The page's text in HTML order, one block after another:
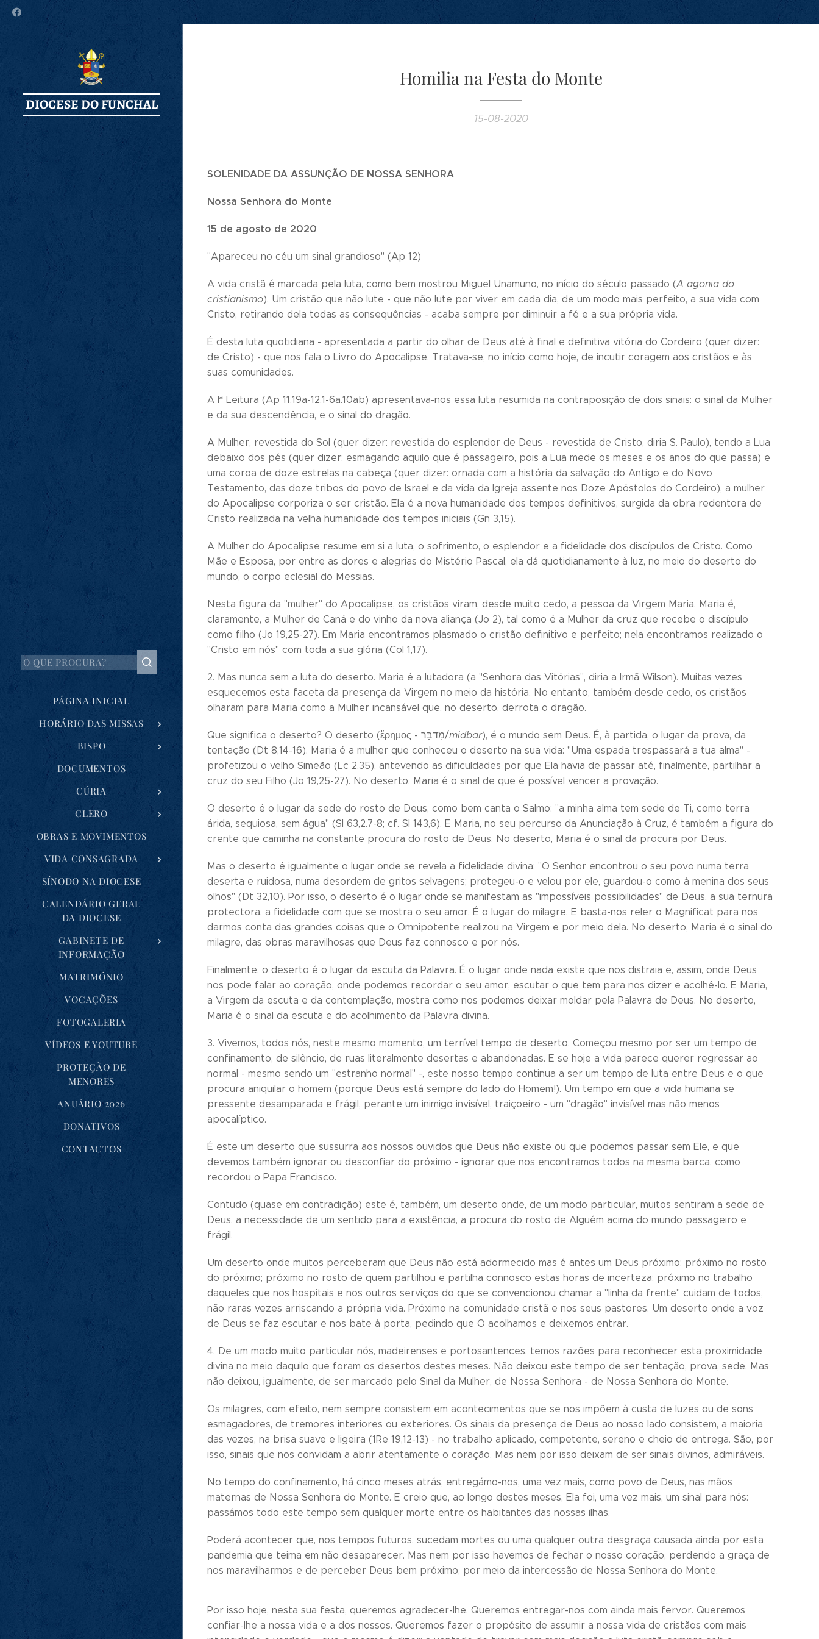
DIOCESE DO FUNCHAL
PÁGINA INICIAL
HORÁRIO DAS MISSAS
BISPO
DOCUMENTOS
CÚRIA
CLERO
OBRAS E MOVIMENTOS
VIDA CONSAGRADA
SÍNODO NA DIOCESE
CALENDÁRIO GERAL
DA DIOCESE
GABINETE DE
INFORMAÇÃO
MATRIMÓNIO
VOCAÇÕES
FOTOGALERIA
VÍDEOS E YOUTUBE
PROTEÇÃO DE
MENORES
ANUÁRIO 2026
DONATIVOS
CONTACTOS
Homilia na Festa do Monte
15-08-2020
SOLENIDADE DA ASSUNÇÃO DE NOSSA SENHORA
Nossa Senhora do Monte
15 de agosto de 2020
"Apareceu no céu um sinal grandioso" (Ap 12)
A vida cristã é marcada pela luta, como bem mostrou Miguel Unamuno, no início do século passado (A agonia do
cristianismo). Um cristão que não lute - que não lute por viver em cada dia, de um modo mais perfeito, a sua vida com
Cristo, retirando dela todas as consequências - acaba sempre por diminuir a fé e a sua própria vida.
É desta luta quotidiana - apresentada a partir do olhar de Deus até à final e definitiva vitória do Cordeiro (quer dizer:
de Cristo) - que nos fala o Livro do Apocalipse. Tratava-se, no início como hoje, de incutir coragem aos cristãos e às
suas comunidades.
A Iª Leitura (Ap 11,19a-12,1-6a.10ab) apresentava-nos essa luta resumida na contraposição de dois sinais: o sinal da Mulher
e da sua descendência, e o sinal do dragão.
A Mulher, revestida do Sol (quer dizer: revestida do esplendor de Deus - revestida de Cristo, diria S. Paulo), tendo a Lua
debaixo dos pés (quer dizer: esmagando aquilo que é passageiro, pois a Lua mede os meses e os anos do que passa) e
uma coroa de doze estrelas na cabeça (quer dizer: ornada com a história da salvação do Antigo e do Novo
Testamento, das doze tribos do povo de Israel e da vida da Igreja assente nos Doze Apóstolos do Cordeiro), a mulher
do Apocalipse corporiza o ser cristão. Ela é a nova humanidade dos tempos definitivos, surgida da obra redentora de
Cristo realizada na velha humanidade dos tempos iniciais (Gn 3,15).
A Mulher do Apocalipse resume em si a luta, o sofrimento, o esplendor e a fidelidade dos discípulos de Cristo. Como
Mãe e Esposa, por entre as dores e alegrias do Mistério Pascal, ela dá quotidianamente à luz, no meio do deserto do
mundo, o corpo eclesial do Messias.
Nesta figura da "mulher" do Apocalipse, os cristãos viram, desde muito cedo, a pessoa da Virgem Maria. Maria é,
claramente, a Mulher de Caná e do vinho da nova aliança (Jo 2), tal como é a Mulher da cruz que recebe o discípulo
como filho (Jo 19,25-27). Em Maria encontramos plasmado o cristão definitivo e perfeito; nela encontramos realizado o
"Cristo em nós" com toda a sua glória (Col 1,17).
2. Mas nunca sem a luta do deserto. Maria é a lutadora (a "Senhora das Vitórias", diria a Irmã Wilson). Muitas vezes
esquecemos esta faceta da presença da Virgem no meio da história. No entanto, também desde cedo, os cristãos
olharam para Maria como a Mulher incansável que, no deserto, derrota o dragão.
Que significa o deserto? O deserto (ἔρημος - מִדבָּר/midbar), é o mundo sem Deus. É, à partida, o lugar da prova, da
tentação (Dt 8,14-16). Maria é a mulher que conheceu o deserto na sua vida: "Uma espada trespassará a tua alma" -
profetizou o velho Simeão (Lc 2,35), antevendo as dificuldades por que Ela havia de passar até, finalmente, partilhar a
cruz do seu Filho (Jo 19,25-27). No deserto, Maria é o sinal de que é possível vencer a provação.
O deserto é o lugar da sede do rosto de Deus, como bem canta o Salmo: "a minha alma tem sede de Ti, como terra
árida, sequiosa, sem água" (Sl 63,2.7-8; cf. Sl 143,6). E Maria, no seu percurso da Anunciação à Cruz, é também a figura do
crente que caminha na constante procura do rosto de Deus. No deserto, Maria é o sinal da procura por Deus.
Mas o deserto é igualmente o lugar onde se revela a fidelidade divina: "O Senhor encontrou o seu povo numa terra
deserta e ruidosa, numa desordem de gritos selvagens; protegeu-o e velou por ele, guardou-o como à menina dos seus
olhos" (Dt 32,10). Por isso, o deserto é o lugar onde se manifestam as "impossíveis possibilidades" de Deus, a sua ternura
protectora, a fidelidade com que se mostra o seu amor. É o lugar do milagre. E basta-nos reler o Magnificat para nos
darmos conta das grandes coisas que o Omnipotente realizou na Virgem e por meio dela. No deserto, Maria é o sinal do
milagre, das obras maravilhosas que Deus faz connosco e por nós.
Finalmente, o deserto é o lugar da escuta da Palavra. É o lugar onde nada existe que nos distraia e, assim, onde Deus
nos pode falar ao coração, onde podemos recordar o seu amor, escutar o que tem para nos dizer e acolhê-lo. E Maria,
a Virgem da escuta e da contemplação, mostra como nos podemos deixar moldar pela Palavra de Deus. No deserto,
Maria é o sinal da escuta e do acolhimento da Palavra divina.
3. Vivemos, todos nós, neste mesmo momento, um terrível tempo de deserto. Começou mesmo por ser um tempo de
confinamento, de silêncio, de ruas literalmente desertas e abandonadas. E se hoje a vida parece querer regressar ao
normal - mesmo sendo um "estranho normal" -, este nosso tempo continua a ser um tempo de luta entre Deus e o que
procura aniquilar o homem (porque Deus está sempre do lado do Homem!). Um tempo em que a vida humana se
pressente desamparada e frágil, perante um inimigo invisível, traiçoeiro - um "dragão" invisível mas não menos
apocalíptico.
É este um deserto que sussurra aos nossos ouvidos que Deus não existe ou que podemos passar sem Ele, e que
devemos também ignorar ou desconfiar do próximo - ignorar que nos encontramos todos na mesma barca, como
recordou o Papa Francisco.
Contudo (quase em contradição) este é, também, um deserto onde, de um modo particular, muitos sentiram a sede de
Deus, a necessidade de um sentido para a existência, a procura do rosto de Alguém acima do mundo passageiro e
frágil.
Um deserto onde muitos perceberam que Deus não está adormecido mas é antes um Deus próximo: próximo no rosto
do próximo; próximo no rosto de quem partilhou e partilha connosco estas horas de incerteza; próximo no trabalho
daqueles que nos hospitais e nos outros serviços do que se convencionou chamar a "linha da frente" cuidam de todos,
não raras vezes arriscando a própria vida. Próximo na comunidade cristã e nos seus pastores. Um deserto onde a voz
de Deus se faz escutar e nos bate à porta, pedindo que O acolhamos e deixemos entrar.
4. De um modo muito particular nós, madeirenses e portosantences, temos razões para reconhecer esta proximidade
divina no meio daquilo que foram os desertos destes meses. Não deixou este tempo de ser tentação, prova, sede. Mas
não deixou, igualmente, de ser marcado pelo Sinal da Mulher, de Nossa Senhora - de Nossa Senhora do Monte.
Os milagres, com efeito, nem sempre consistem em acontecimentos que se nos impõem à custa de luzes ou de sons
esmagadores, de tremores interiores ou exteriores. Os sinais da presença de Deus ao nosso lado consistem, a maioria
das vezes, na brisa suave e ligeira (1Re 19,12-13) - no trabalho aplicado, competente, sereno e cheio de entrega. São, por
isso, sinais que nos convidam a abrir atentamente o coração. Mas nem por isso deixam de ser sinais divinos, admiráveis.
No tempo do confinamento, há cinco meses atrás, entregámo-nos, uma vez mais, como povo de Deus, nas mãos
maternas de Nossa Senhora do Monte. E creio que, ao longo destes meses, Ela foi, uma vez mais, um sinal para nós:
passámos todo este tempo sem qualquer morte entre os habitantes das nossas ilhas.
Poderá acontecer que, nos tempos futuros, sucedam mortes ou uma qualquer outra desgraça causada ainda por esta
pandemia que teima em não desaparecer. Mas nem por isso havemos de fechar o nosso coração, perdendo a graça de
nos maravilharmos e de perceber Deus bem próximo, por meio da intercessão de Nossa Senhora do Monte.
Por isso hoje, nesta sua festa, queremos agradecer-lhe. Queremos entregar-nos com ainda mais fervor. Queremos
confiar-lhe a nossa vida e a dos nossos. Queremos fazer o propósito de assumir a nossa vida de cristãos com mais